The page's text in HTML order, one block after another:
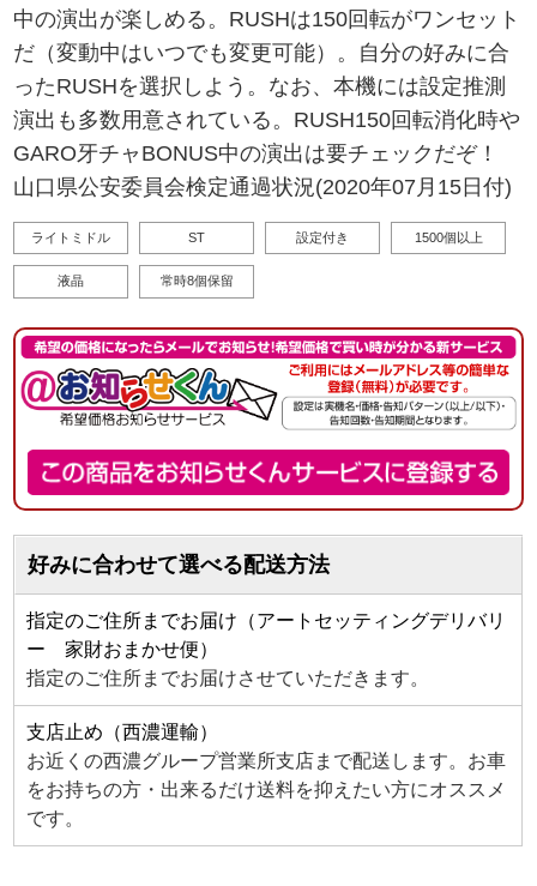
中の演出が楽しめる。RUSHは150回転がワンセット
だ（変動中はいつでも変更可能）。自分の好みに合
ったRUSHを選択しよう。なお、本機には設定推測
演出も多数用意されている。RUSH150回転消化時や
GARO牙チャBONUS中の演出は要チェックだぞ！
山口県公安委員会検定通過状況(2020年07月15日付)
ライトミドル ST 設定付き 1500個以上
液晶 常時8個保留
好みに合わせて選べる配送方法
指定のご住所までお届け（アートセッティングデリバリ
ー 家財おまかせ便）
指定のご住所までお届けさせていただきます。
支店止め（西濃運輸）
お近くの西濃グループ営業所支店まで配送します。お車
をお持ちの方・出来るだけ送料を抑えたい方にオススメ
です。